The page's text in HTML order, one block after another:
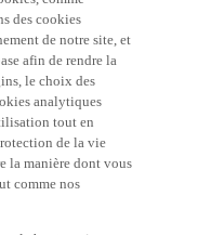
des cookies
de notre site, et
afin de rendre la
analytiques
tout en
de la vie
la manière dont vous
comme nos